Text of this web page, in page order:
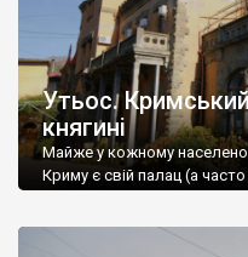
Утьос.
княгині
Майже у кожному
Криму є свій палац (а часто